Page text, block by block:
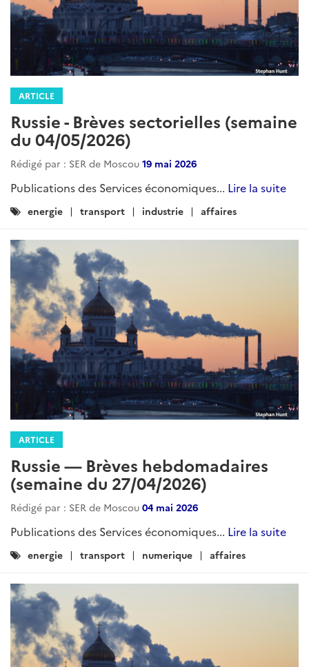
ARTICLE
Russie - Brèves sectorielles (semaine
du 04/05/2026)
Rédigé par : SER de Moscou 19 mai 2026
Publications des Services économiques... Lire la suite
Catégories
energie transport industrie affaires
ARTICLE
Russie — Brèves hebdomadaires
(semaine du 27/04/2026)
Rédigé par : SER de Moscou 04 mai 2026
Publications des Services économiques... Lire la suite
Catégories
energie transport numerique affaires